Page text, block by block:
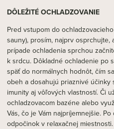
DÔLEŽITÉ OCHLADZOVANIE
Pred vstupom do
sauny), prosím, najprv
prípade ochladenia sprchou
k srdcu. Dôkladné ochladenie po
späť do normálnych hodnôt, čím
obeh a dosahujú priaznivé účinky
imunity aj vôľových vlastností. Či
ochladzovacom bazéne alebo
Vás, čo je Vám najpríjemnejšie.
odpočinok v relaxačnej miestnosti.